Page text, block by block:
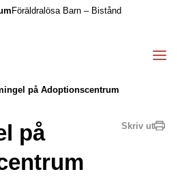
Föräldralösa Barn – Bistånd
på Adoptionscentrum
Skriv ut
på